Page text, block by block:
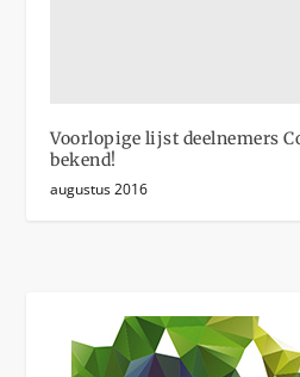
Voorlopige lijst deelnemers
bekend!
augustus 2016